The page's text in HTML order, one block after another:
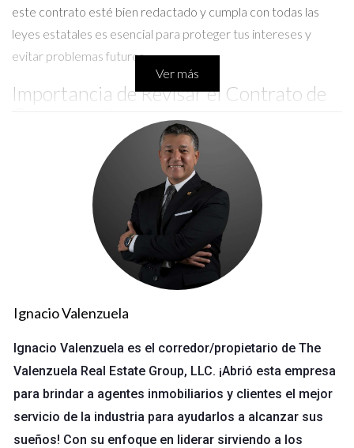
este contrato esté bien redactado y cumpla con todas las
leyes estatales es esencial para proteger tus intereses y
evitar problemas futuros.
Importancia de Revisar el Contrato de
Revisar el contrato de compraventa es fundamental para
garantizar que todas las cláusulas sean justas y equitativas. Un
contrato mal redactado puede llevar a malentendidos,
disputas legales e incluso pérdidas financieras. Por eso, es
recomendable contar con la asesoría adecuada antes de
firmar cualquier documento.
contra problemas futuros.”
Además, cada estado tiene sus propias leyes y regulaciones
en materia inmobiliaria. Esto significa que lo que es válido en
un lugar puede no serlo en otro. Por lo tanto, tener un experto
Ver más
Ignacio Valenzuela
Ignacio Valenzuela es el corredor/propietario de The
Valenzuela Real Estate Group, LLC. ¡Abrió esta empresa
para brindar a agentes inmobiliarios y clientes el mejor
servicio de la industria para ayudarlos a alcanzar sus
sueños! Con su enfoque en liderar sirviendo a los